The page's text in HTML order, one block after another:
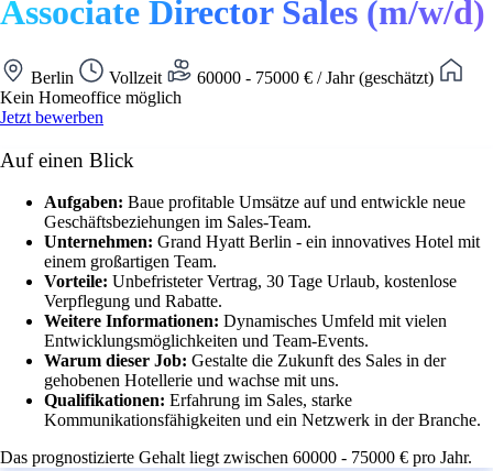
Associate Director Sales (m/w/d)
Berlin Vollzeit
60000 - 75000 € / Jahr (geschätzt)
Kein Homeoffice möglich
Jetzt bewerben
Auf einen Blick
Aufgaben: Baue profitable Umsätze auf und entwickle neue
Geschäftsbeziehungen im Sales-Team.
Unternehmen: Grand Hyatt Berlin - ein innovatives Hotel mit
einem großartigen Team.
Vorteile: Unbefristeter Vertrag, 30 Tage Urlaub, kostenlose
Verpflegung und Rabatte.
Weitere Informationen: Dynamisches Umfeld mit vielen
Entwicklungsmöglichkeiten und Team-Events.
Warum dieser Job: Gestalte die Zukunft des Sales in der
gehobenen Hotellerie und wachse mit uns.
Qualifikationen: Erfahrung im Sales, starke
Kommunikationsfähigkeiten und ein Netzwerk in der Branche.
Das prognostizierte Gehalt liegt zwischen 60000 - 75000 € pro Jahr.